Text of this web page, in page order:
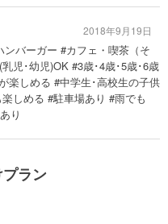
バーガー #カフェ・喫茶（そ
児･幼児)OK #3歳･4歳･5歳･6歳
楽しめる #中学生･高校生の子供
しめる #駐車場あり #雨でも
り
2018年9月19日
ラン